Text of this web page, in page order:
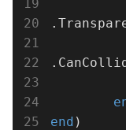
end )